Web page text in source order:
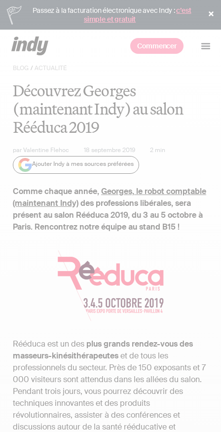
Passez à la facturation électronique avec Indy :c’est
simple et gratuit
Commencer
BLOG / ACTUALITÉ
Découvrez Georges
(maintenant Indy) au salon
Rééduca 2019
parValentine Flehoc 18 septembre 2019 2 min
Ajouter Indy à mes sources préférées
Comme chaque année,Georges, le robot comptable
(maintenant Indy)des professions libérales, sera
présent au salon Rééduca 2019, du 3 au 5 octobre à
Paris. Rencontrez notre équipe au stand B15 !
Rééduca est un des plus grands rendez-vous des
masseurs-kinésithérapeuteset de tous les
professionnels du secteur. Près de 150 exposants et 7
000 visiteurs sont attendus dans les allées du salon.
Pendant trois jours, vous pourrez découvrir des
techniques innovantes et des produits
révolutionnaires, assister à des conférences et
discussions autour de la santé rééducative et